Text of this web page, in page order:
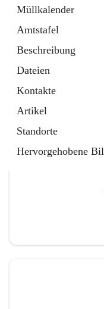
Müllkalender
Amtstafel
Beschreibung
Dateien
Kontakte
Artikel
Standorte
Hervorgehobene